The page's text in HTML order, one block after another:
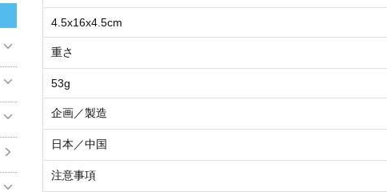
4.5x16x4.5cm
重さ
53g
企画／製造
日本／中国
注意事項